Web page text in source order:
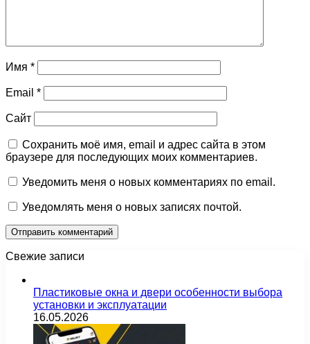
Имя *
Email *
Сайт
Сохранить моё имя, email и адрес сайта в этом
браузере для последующих моих комментариев.
Уведомить меня о новых комментариях по email.
Уведомлять меня о новых записях почтой.
Свежие записи
Пластиковые окна и двери особенности выбора
установки и эксплуатации
16.05.2026